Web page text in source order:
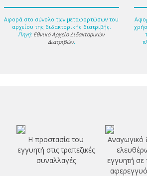
Αφορά στο σύνολο των μεταφορτώσων του
αρχείου της διδακτορικής διατριβής.
Πηγή: Εθνικό Αρχείο Διδακτορικών
Διατριβών.
Η προστασία του
εγγυητή στις τραπεζικές
συναλλαγές
Αναγωγικό
εγγυητή σε